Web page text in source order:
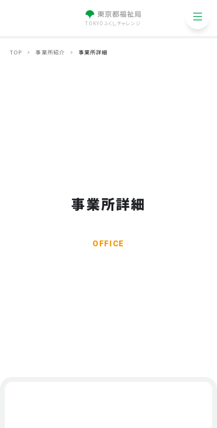
TOKYOふくしチャレンジ
TOP 事業所紹介 事業所詳細
事業所詳細
OFFICE